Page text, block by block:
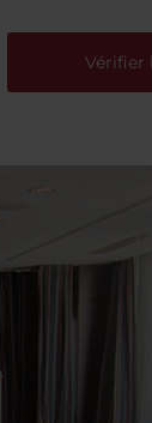
Vérifier